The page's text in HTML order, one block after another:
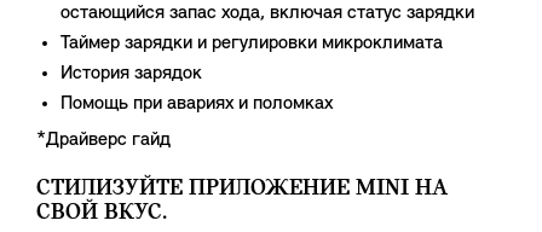
остающийся запас хода, включая статус зарядки
Таймер зарядки и регулировки микроклимата
История зарядок
Помощь при авариях и поломках
*Драйверс гайд
СТИЛИЗУЙТЕ ПРИЛОЖЕНИЕ MINI НА
СВОЙ ВКУС.